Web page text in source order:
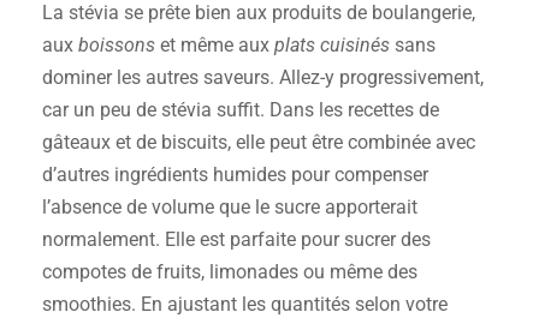
La stévia se prête bien aux produits de boulangerie,
aux boissons et même aux plats cuisinés sans
dominer les autres saveurs. Allez-y progressivement,
car un peu de stévia suffit. Dans les recettes de
gâteaux et de biscuits, elle peut être combinée avec
d’autres ingrédients humides pour compenser
l’absence de volume que le sucre apporterait
normalement. Elle est parfaite pour sucrer des
compotes de fruits, limonades ou même des
smoothies. En ajustant les quantités selon votre